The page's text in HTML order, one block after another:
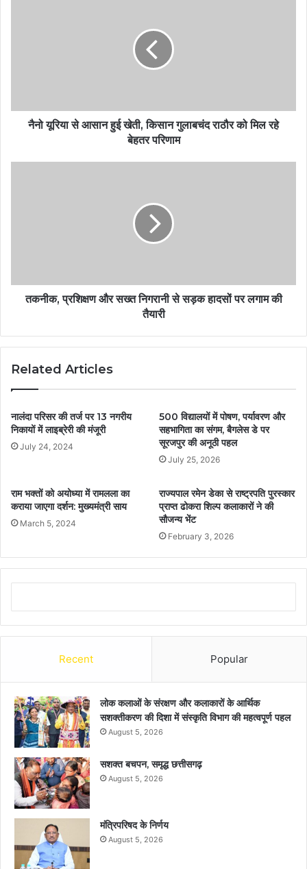
नैनो यूरिया से आसान हुई खेती, किसान गुलाबचंद राठौर को मिल रहे
बेहतर परिणाम
तकनीक, प्रशिक्षण और सख्त निगरानी से सड़क हादसों पर लगाम की
तैयारी
Related Articles
नालंदा परिसर की तर्ज पर 13 नगरीय
निकायों में लाइब्रेरी की मंजूरी
July 24, 2024
500 विद्यालयों में पोषण, पर्यावरण और
सहभागिता का संगम, बैगलेस डे पर
सूरजपुर की अनूठी पहल
July 25, 2026
राम भक्तों को अयोध्या में रामलला का
कराया जाएगा दर्शन: मुख्यमंत्री साय
March 5, 2024
राज्यपाल रमेन डेका से राष्ट्रपति पुरस्कार
प्राप्त ढोकरा शिल्प कलाकारों ने की
सौजन्य भेंट
February 3, 2026
Recent Popular
लोक कलाओं के संरक्षण और कलाकारों के आर्थिक
सशक्तीकरण की दिशा में संस्कृति विभाग की महत्वपूर्ण पहल
August 5, 2026
सशक्त बचपन, समृद्ध छत्तीसगढ़
August 5, 2026
मंत्रिपरिषद के निर्णय
August 5, 2026